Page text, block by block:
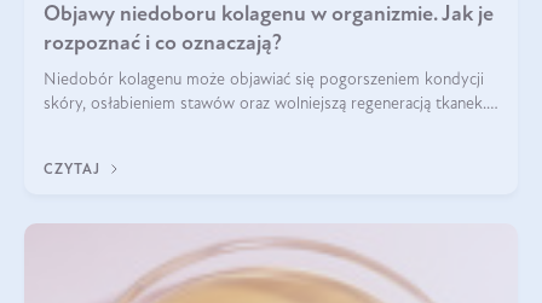
Objawy niedoboru kolagenu w organizmie. Jak je
rozpoznać i co oznaczają?
Niedobór kolagenu może objawiać się pogorszeniem kondycji
skóry, osłabieniem stawów oraz wolniejszą regeneracją tkanek.
osłabienie włosów.
CZYTAJ